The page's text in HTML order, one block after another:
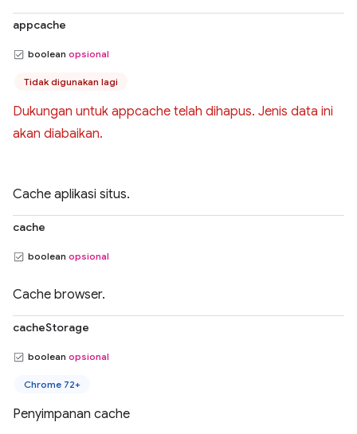
appcache
boolean opsional
Tidak digunakan lagi
Dukungan untuk appcache telah dihapus. Jenis data ini
akan diabaikan.
Cache aplikasi situs.
cache
boolean opsional
Cache browser.
cacheStorage
boolean opsional
Chrome 72+
Penyimpanan cache